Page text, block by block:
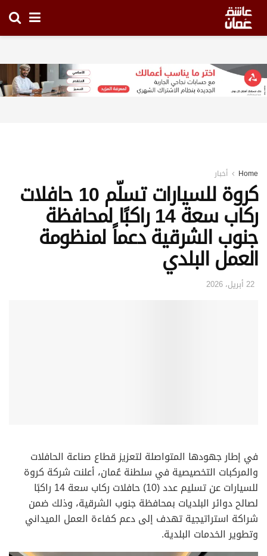
Home أخبار
كروة للسيارات تسلّم 10 حافلات
ركاب سعة 14 راكبًا لمحافظة
جنوب الشرقية دعماً لمنظومة
العمل البلدي
22 أبريل، 2026
في إطار جهودها المتواصلة لتعزيز قطاع صناعة الحافلات
والمركبات التخصيصية في سلطنة عُمان، أعلنت شركة كروة
للسيارات عن تسليم عدد (10) حافلات ركاب سعة 14 راكبًا
لصالح دوائر البلديات بمحافظة جنوب الشرقية، وذلك ضمن
شراكة استراتيجية تهدف إلى دعم كفاءة العمل الميداني
وتطوير الخدمات البلدية.